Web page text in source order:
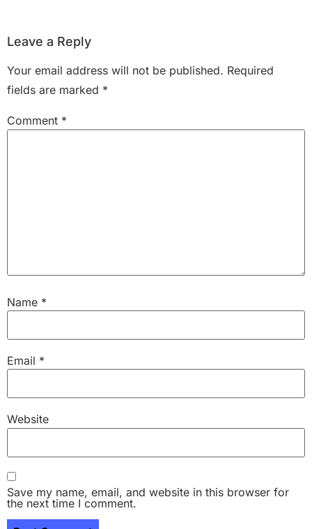
Leave a Reply
Your email address will not be published. Required
fields are marked *
Comment *
Name *
Email *
Website
Save my name, email, and website in this browser for
the next time I comment.